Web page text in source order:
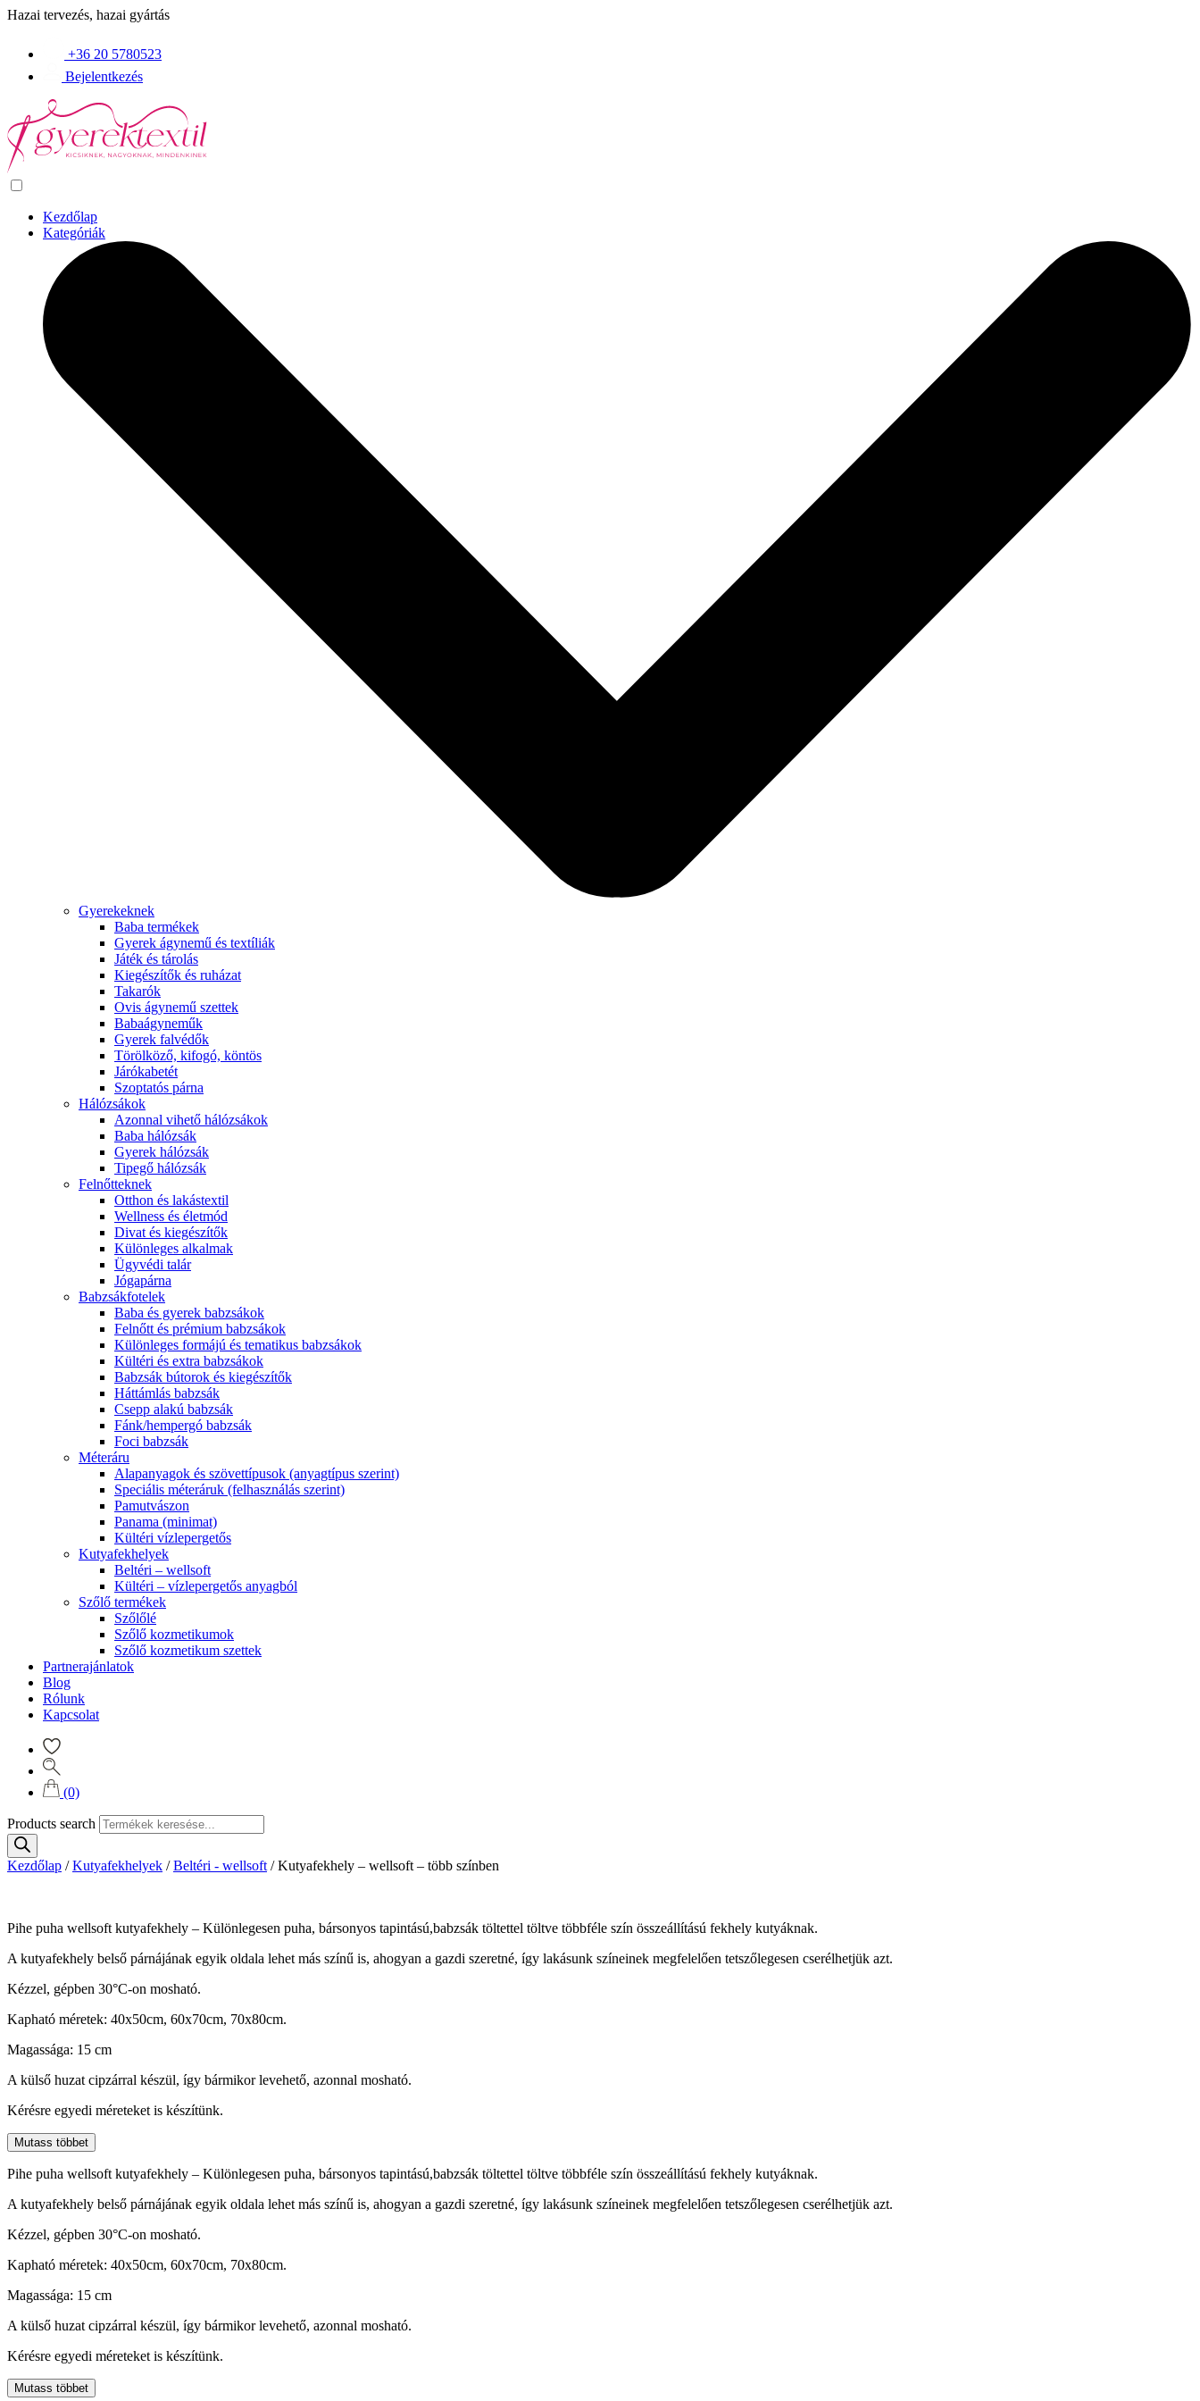
Hazai tervezés, hazai gyártás
+36 20 5780523
Bejelentkezés
Kezdőlap
Kategóriák
Gyerekeknek
Baba termékek
Gyerek ágynemű és textíliák
Játék és tárolás
Kiegészítők és ruházat
Takarók
Ovis ágynemű szettek
Babaágyneműk
Gyerek falvédők
Törölköző, kifogó, köntös
Járókabetét
Szoptatós párna
Hálózsákok
Azonnal vihető hálózsákok
Baba hálózsák
Gyerek hálózsák
Tipegő hálózsák
Felnőtteknek
Otthon és lakástextil
Wellness és életmód
Divat és kiegészítők
Különleges alkalmak
Ügyvédi talár
Jógapárna
Babzsákfotelek
Baba és gyerek babzsákok
Felnőtt és prémium babzsákok
Különleges formájú és tematikus babzsákok
Kültéri és extra babzsákok
Babzsák bútorok és kiegészítők
Háttámlás babzsák
Csepp alakú babzsák
Fánk/hempergó babzsák
Foci babzsák
Méteráru
Alapanyagok és szövettípusok (anyagtípus szerint)
Speciális méteráruk (felhasználás szerint)
Pamutvászon
Panama (minimat)
Kültéri vízlepergetős
Kutyafekhelyek
Beltéri – wellsoft
Kültéri – vízlepergetős anyagból
Szőlő termékek
Szőlőlé
Szőlő kozmetikumok
Szőlő kozmetikum szettek
Partnerajánlatok
Blog
Rólunk
Kapcsolat
(0)
Products search
Kezdőlap /Kutyafekhelyek /Beltéri - wellsoft /Kutyafekhely – wellsoft – több színben
Pihe puha wellsoft kutyafekhely – Különlegesen puha, bársonyos tapintású,babzsák töltettel töltve többféle szín összeállítású fekhely kutyáknak.
A kutyafekhely belső párnájának egyik oldala lehet más színű is, ahogyan a gazdi szeretné, így lakásunk színeinek megfelelően tetszőlegesen cserélhetjük azt.
Kézzel, gépben 30°C-on mosható.
Kapható méretek: 40x50cm, 60x70cm, 70x80cm.
Magassága: 15 cm
A külső huzat cipzárral készül, így bármikor levehető, azonnal mosható.
Kérésre egyedi méreteket is készítünk.
Mutass többet
Pihe puha wellsoft kutyafekhely – Különlegesen puha, bársonyos tapintású,babzsák töltettel töltve többféle szín összeállítású fekhely kutyáknak.
A kutyafekhely belső párnájának egyik oldala lehet más színű is, ahogyan a gazdi szeretné, így lakásunk színeinek megfelelően tetszőlegesen cserélhetjük azt.
Kézzel, gépben 30°C-on mosható.
Kapható méretek: 40x50cm, 60x70cm, 70x80cm.
Magassága: 15 cm
A külső huzat cipzárral készül, így bármikor levehető, azonnal mosható.
Kérésre egyedi méreteket is készítünk.
Mutass többet